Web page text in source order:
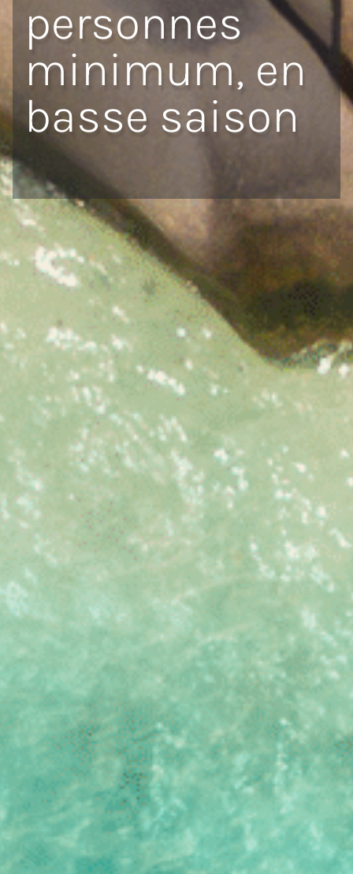
personnes
minimum, en
basse saison